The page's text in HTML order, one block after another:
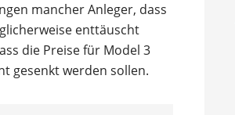
mancher Anleger, dass
enttäuscht
die Preise für Model 3
gesenkt werden sollen.